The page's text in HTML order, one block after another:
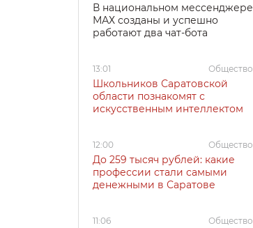
В национальном мессенджере
МАХ созданы и успешно
работают два чат-бота
13:01 Общество
Школьников Саратовской
области познакомят с
искусственным интеллектом
12:00 Общество
До 259 тысяч рублей: какие
профессии стали самыми
денежными в Саратове
11:06 Общество